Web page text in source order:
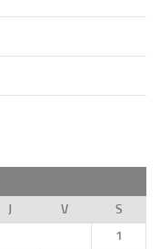
J V
S
1